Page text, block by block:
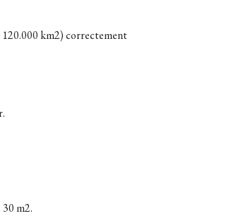
120.000 km2) correctement
m2.